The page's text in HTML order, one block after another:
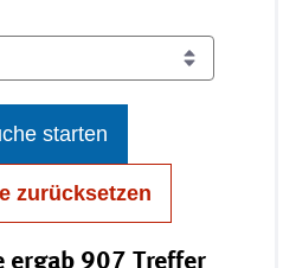
starten
zurücksetzen
ergab 907 Treffer